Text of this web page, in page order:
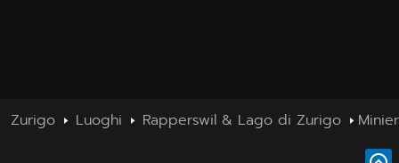
Zurigo Luoghi Rapperswil & Lago di Zurigo